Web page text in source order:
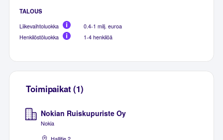
TALOUS
Liikevaihtoluokka
0.4-1 milj. euroa
Henkilöstöluokka
1-4 henkilöä
Toimipaikat (1)
Nokian Ruiskupuriste Oy
Nokia